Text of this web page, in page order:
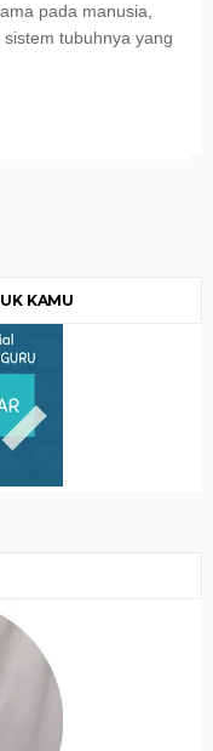
pada manusia,
tubuhnya yang
KAMU